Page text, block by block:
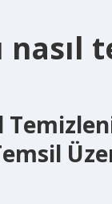
nasıl